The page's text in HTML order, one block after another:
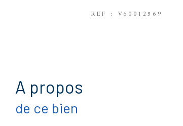
REF : V60012569
a propos
de ce bien